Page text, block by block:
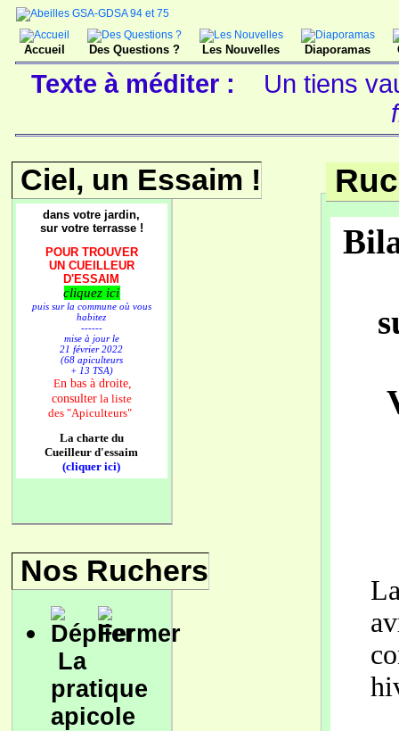
Accueil Des Questions ? Les Nouvelles Diaporamas
Texte à méditer :
Un tiens
Ciel, un Essaim !
dans votre jardin,
sur votre terrasse !
POUR TROUVER
UN CUEILLEUR
D'ESSAIM
cliquez ici
puis sur la commune où vous
habitez
------
mise à jour le
21 février 2022
(68 apiculteurs
+ 13 TSA)
En bas à droite,
consulter la liste
des"Apiculteurs"
La charte du
Cueilleur d'essaim
(cliquer ici)
Nos Ruchers
La
pratique
apicole